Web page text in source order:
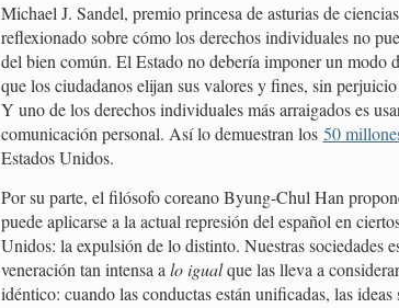
Michael J. Sandel, premio princesa de asturias de
reflexionado sobre cómo los derechos individuales no
del bien común. El Estado no debería imponer un modo
que los ciudadanos elijan sus valores y fines, sin
Y uno de los derechos individuales más arraigados es
comunicación personal. Así lo demuestran los 50
Estados Unidos.
Por su parte, el filósofo coreano Byung-Chul Han
puede aplicarse a la actual represión del español en
Unidos: la expulsión de lo distinto. Nuestras sociedades
veneración tan intensa alo igualque las lleva a
idéntico: cuando las conductas están unificadas, las ideas